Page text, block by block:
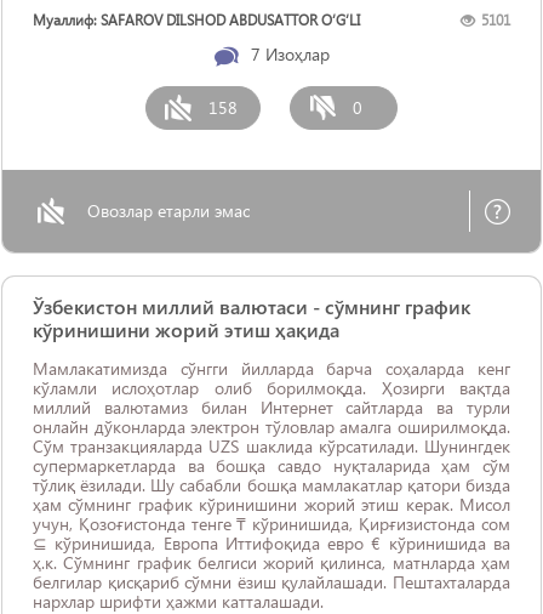
Муаллиф: SAFAROV DILSHOD ABDUSATTOR O‘G‘LI 5101
7 Изоҳлар
158 0
Овозлар етарли эмас
Ўзбекистон миллий валютаси - сўмнинг график
кўринишини жорий этиш ҳақида
Мамлакатимизда сўнгги йилларда барча соҳаларда кенг
кўламли ислоҳотлар олиб борилмоқда. Ҳозирги вақтда
миллий валютамиз билан Интернет сайтларда ва турли
онлайн дўконларда электрон тўловлар амалга оширилмоқда.
Сўм транзакцияларда UZS шаклида кўрсатилади. Шунингдек
супермаркетларда ва бошқа савдо нуқталарида ҳам сўм
тўлиқ ёзилади. Шу сабабли бошқа мамлакатлар қатори бизда
ҳам сўмнинг график кўринишини жорий этиш керак. Мисол
учун, Қозоғистонда тенге ₸ кўринишида, Қирғизистонда сом
⊆ кўринишида, Европа Иттифоқида евро € кўринишида ва
ҳ.к. Сўмнинг график белгиси жорий қилинса, матнларда ҳам
белгилар қисқариб сўмни ёзиш қулайлашади. Пештахталарда
нархлар шрифти ҳажми катталашади.